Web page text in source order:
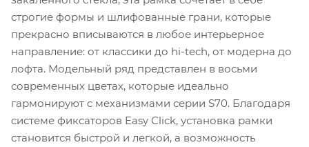
строгие формы и шлифованные грани, которые
прекрасно вписываются в любое интерьерное
направление: от классики до hi-tech, от модерна до
лофта. Модельный ряд представлен в восьми
современных цветах, которые идеально
гармонируют с механизмами серии S70. Благодаря
системе фиксаторов Easy Click, установка рамки
становится быстрой и легкой, а возможность